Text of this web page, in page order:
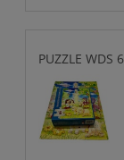
PUZZLE WDS